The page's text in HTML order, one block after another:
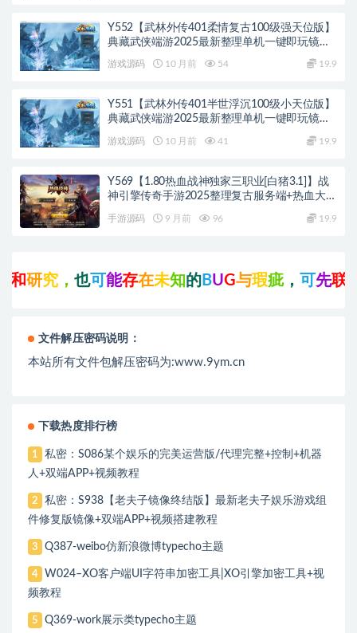
Y552【武林外传401柔情复古100级强天位版】
典藏武侠端游2025最新整理单机一键即玩镜像
端+Linux手工服务端+网页注册+GM工具+PC客
户端+详细搭建教程
游戏源码 10 月前 54 19.9
Y551【武林外传401半世浮沉100级小天位版】
典藏武侠端游2025最新整理单机一键即玩镜像
端+Linux手工服务端+网页注册+GM工具+PC客
户端+详细搭建教程
游戏源码 10 月前 41 19.9
Y569【1.80热血战神独家三职业[白猪3.1]】战
神引擎传奇手游2025整理复古服务端+热血大陆
手游源码 9 月前 96 19.9
，也可能 存在未知的BUG与瑕疵，可先联 系站长咨
文件解压密码说明：
本站所有文件包解压密码为:www.9ym.cn
下载热度排行榜
1
私密：S086某个娱乐的完美运营版/代理完整+控制+机器
人+双端APP+视频教程
2
私密：S938【老夫子镜像终结版】最新老夫子娱乐游戏组
件修复版镜像+双端APP+视频搭建教程
3 Q387-weibo仿新浪微博typecho主题
4
W024–XO客户端UI字符串加密工具|XO引擎加密工具+视
频教程
5 Q369-work展示类typecho主题